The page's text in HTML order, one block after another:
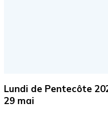
Lundi de Pentecôte
29 mai